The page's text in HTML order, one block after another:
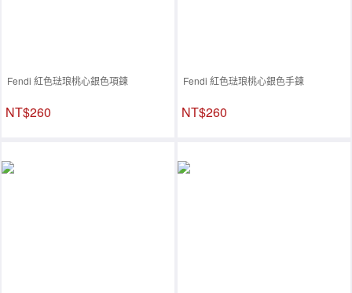
Fendi 紅色琺琅桃心銀色項鍊
NT$260
Fendi 紅色琺琅桃心銀色手鍊
NT$260